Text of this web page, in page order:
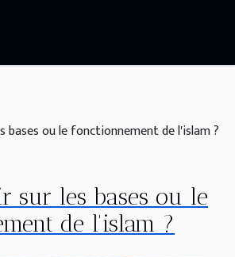
bases ou le fonctionnement de l'islam ?
sur les bases ou le
de l'islam ?